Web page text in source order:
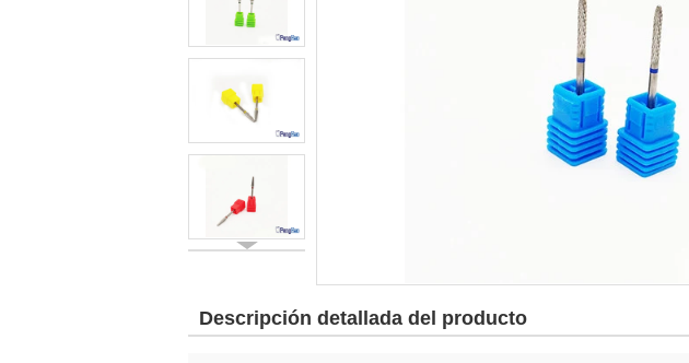
Descripción detallada del producto